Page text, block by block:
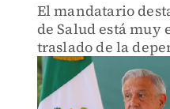
El mandatario
de Salud está muy entusiasmado por el
traslado de la